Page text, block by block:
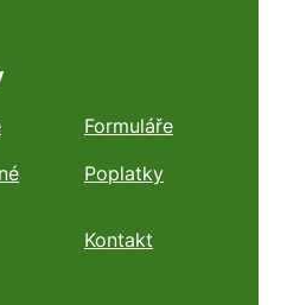
Formuláře
Poplatky
Kontakt